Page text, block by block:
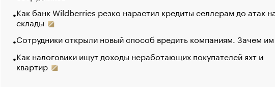
Как банк Wildberries резко нарастил кредиты селлерам до атак
склады
Сотрудники открыли новый способ вредить компаниям. Зачем
Как налоговики ищут доходы неработающих покупателей яхт и
квартир